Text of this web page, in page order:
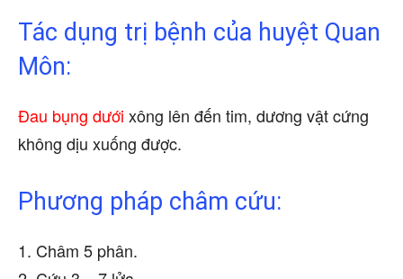
Tác dụng trị bệnh của huyệt Quan
Môn:
Đau bụng dưới xông lên đến tim, dương vật cứng
không dịu xuống được.
Phương pháp châm cứu:
1. Châm 5 phân.